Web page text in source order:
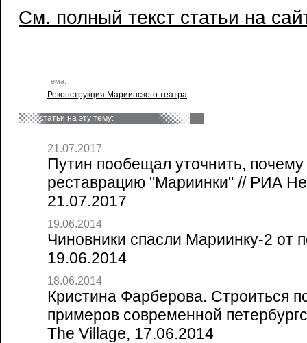
См. полный текст статьи на
тема:
Реконструкция Мариинского театра
статьи на эту тему:
21.07.2017
Путин пообещал уточнить,
реставрацию "Мариинки" // РИА
21.07.2017
19.06.2014
Чиновники спасли Мариинку-2 от
19.06.2014
18.06.2014
Кристина Фарберова. Строиться
примеров современной
The Village, 17.06.2014